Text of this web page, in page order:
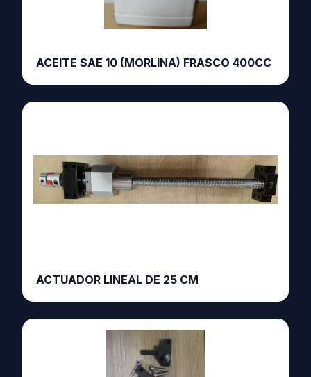
ACEITE SAE 10 (MORLINA) FRASCO 400CC
ACTUADOR LINEAL DE 25 CM